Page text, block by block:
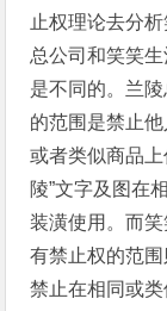
止权理论去分
总公司和笑笑
是不同的。兰
的范围是禁止他
或者类似商品
陵”文字及图在
装潢使用。而
有禁止权的范
禁止在相同或